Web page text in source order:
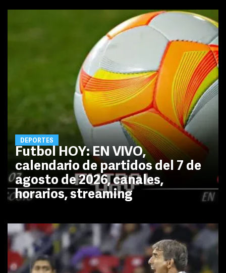
DEPORTES
Futbol HOY: EN VIVO,
calendario de partidos del 7 de
agosto de 2026, canales,
horarios, streaming